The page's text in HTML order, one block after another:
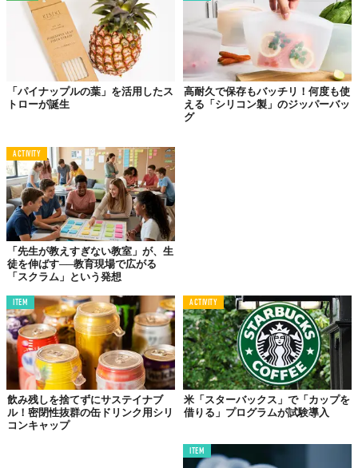
「パイナップルの葉」を活用したス
トローが誕生
高耐久で保存もバッチリ！何度も使
える「シリコン製」のジッパーバッ
グ
ACTIVITY
「先生が教えすぎない教室」が、生
徒を伸ばす──教育現場で広がる
「スクラム」という発想
ITEM
飲み残しを捨てずにサステイナブ
ル！密閉性抜群の缶ドリンク用シリ
コンキャップ
ACTIVITY
米「スターバックス」で「カップを
借りる」プログラムが試験導入
ITEM